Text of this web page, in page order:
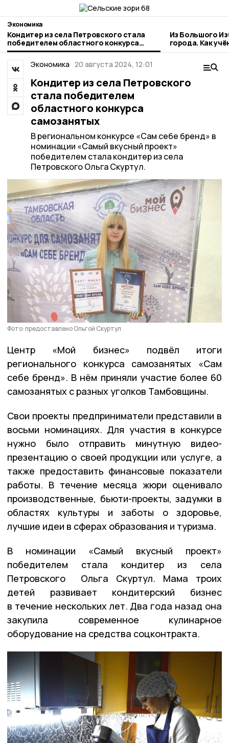
Экономика
Кондитер из села Петровского стала
победителем областного конкурса
самозанятых
Из Большого
города. Как
развивает
Экономика 20 августа 2024, 12:01
Кондитер из села Петровского
стала победителем
областного конкурса
самозанятых
В региональном конкурсе «Сам себе бренд» в
номинации «Самый вкусный проект»
победителем стала кондитер из села
Петровского Ольга Скуртул.
Фото: предоставлено Ольгой Скуртул
Центр «Мой бизнес» подвёл итоги
регионального конкурса самозанятых «Сам
себе бренд». В нём приняли участие более 60
самозанятых с разных уголков Тамбовщины.
Свои проекты предприниматели представили в
восьми номинациях. Для участия в конкурсе
нужно было отправить минутную видео-
презентацию о своей продукции или услуге, а
также предоставить финансовые показатели
работы. В течение месяца жюри оценивало
производственные, бьюти-проекты, задумки в
областях культуры и заботы о здоровье,
лучшие идеи в сферах образования и туризма.
В номинации «Самый вкусный проект»
победителем стала кондитер из села
Петровского Ольга Скуртул. Мама троих
детей развивает кондитерский бизнес
в течение нескольких лет. Два года назад она
закупила современное кулинарное
оборудование на средства соцконтракта.